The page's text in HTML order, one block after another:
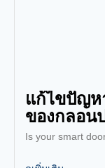
แก้ไขปัญห
ของกลอน
Is your smart